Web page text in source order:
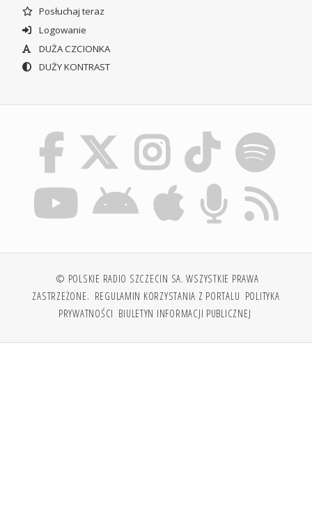
Posłuchaj teraz
Logowanie
DUŻA CZCIONKA
DUŻY KONTRAST
© POLSKIE RADIO SZCZECIN SA. WSZYSTKIE PRAWA
ZASTRZEŻONE. REGULAMIN KORZYSTANIA Z PORTALU POLITYKA
PRYWATNOŚCI BIULETYN INFORMACJI PUBLICZNEJ